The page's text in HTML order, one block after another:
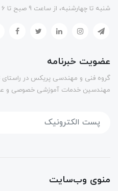
شنبه تا چهارشنبه، از ساعت 9 صبح تا 6 عصر
عضویت خبرنامه
گروه فنی و مهندسی پریکس در راستای
مهندسین خدمات آموزشی خصوصی و
منوی وب‌سایت